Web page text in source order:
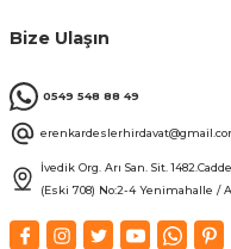
Bize Ulaşın
0549 548 88 49
İvedik Org. Arı San. Sit. 1482.Cadde
(Eski 708) No:2-4 Yenimahalle /